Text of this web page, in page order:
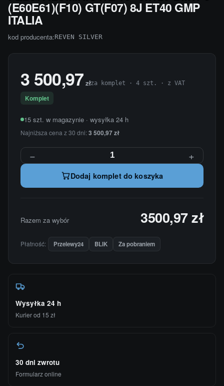
(E60E61)(F10) GT(F07) 8J ET40 GMP
ITALIA
kod producenta:REVEN SILVER
3 500,97 złza komplet · 4 szt. · z VAT
Komplet
15 szt. w magazynie · wysyłka 24 h
Najniższa cena z 30 dni:3 500,97 zł
− +
Dodaj komplet do koszyka
Razem za wybór 3500,97 zł
Płatność: Przelewy24 BLIK Za pobraniem
Wysyłka 24 h
Kurier od 15 zł
30 dni zwrotu
Formularz online